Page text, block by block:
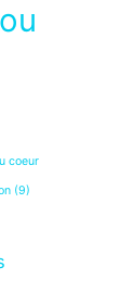
coeur
(9)